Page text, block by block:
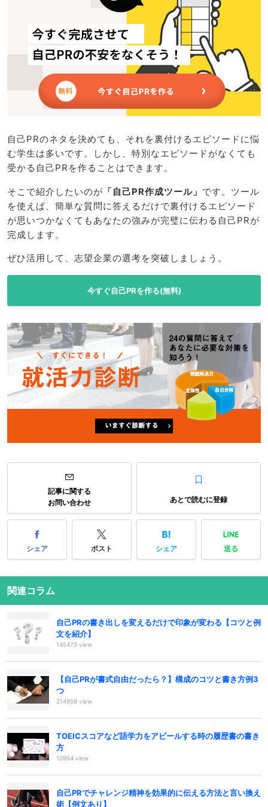
自己PRのネタを決めても、それを裏付けるエピソードに悩
む学生は多いです。しかし、特別なエピソードがなくても
受かる自己PRを作ることはできます。
そこで紹介したいのが 「自己PR作成ツール」 です。ツール
を使えば、簡単な質問に答えるだけで裏付けるエピソード
が思いつかなくてもあなたの強みが完璧に伝わる自己PRが
完成します。
ぜひ活用して、志望企業の選考を突破しましょう。
今すぐ自己PRを作る(無料)
記事に関する
お問い合わせ
あとで読むに登録
シェア ポスト シェア 送る
関連コラム
自己PRの書き出しを変えるだけで印象が変わる【コツと例
文を紹介】
145473 view
【自己PRが書式自由だったら？】構成のコツと書き方例3
つ
214958 view
TOEICスコアなど語学力をアピールする時の履歴書の書き
方
10954 view
自己PRでチャレンジ精神を効果的に伝える方法と言い換え
術【例文あり】